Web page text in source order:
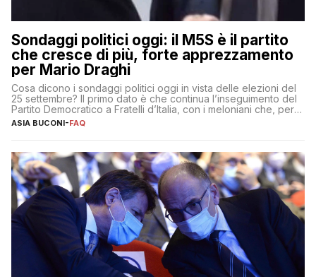
Sondaggi politici oggi: il M5S è il partito
che cresce di più, forte apprezzamento
per Mario Draghi
Cosa dicono i sondaggi politici oggi in vista delle elezioni del
25 settembre? Il primo dato è che continua l’inseguimento del
Partito Democratico a Fratelli d’Italia, con i meloniani che, però,
sembrano accumulare sempre più distacco affermandosi come
primo partito con il 24% (+0,7% rispetto a fine luglio), un
ASIA BUCONI-FAQ